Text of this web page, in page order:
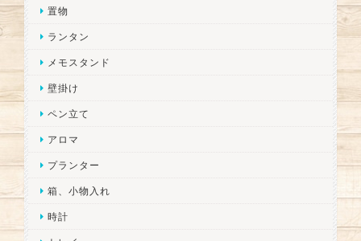
置物
ランタン
メモスタンド
壁掛け
ペン立て
アロマ
プランター
箱、小物入れ
時計